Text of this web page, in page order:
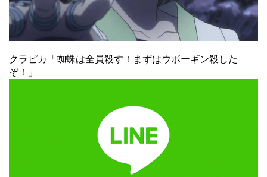
クラピカ「蜘蛛は全員殺す！まずはウボーギン殺した
ぞ！」